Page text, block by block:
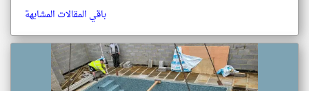
باقي المقالات المشابهة